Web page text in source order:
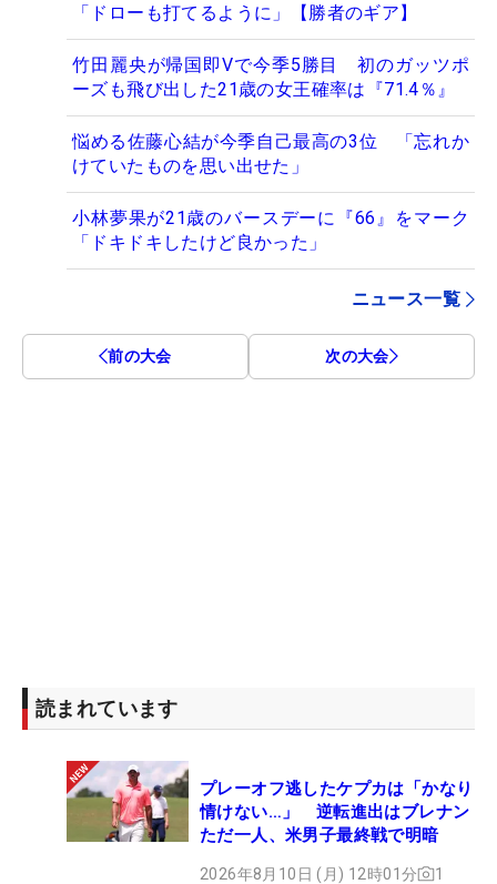
「ドローも打てるように」【勝者のギア】
竹田麗央が帰国即Vで今季5勝目 初のガッツポ
ーズも飛び出した21歳の女王確率は『71.4％』
悩める佐藤心結が今季自己最高の3位 「忘れか
けていたものを思い出せた」
小林夢果が21歳のバースデーに『66』をマーク
「ドキドキしたけど良かった」
ニュース一覧
前の大会 次の大会
読まれています
プレーオフ逃したケプカは「かなり
情けない…」 逆転進出はブレナン
ただ一人、米男子最終戦で明暗
2026年8月10日 (月) 12時01分 1